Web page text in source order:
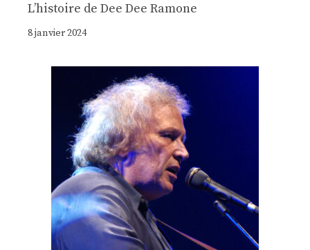
Lʼhistoire de Dee Dee Ramone
8 janvier 2024